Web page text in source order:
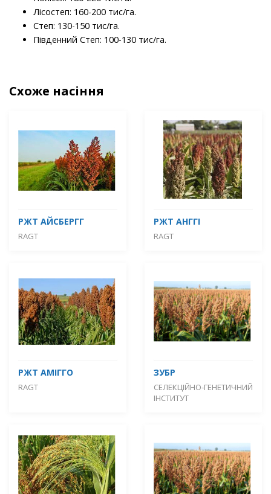
Лісостеп: 160-200 тис/га.
Степ: 130-150 тис/га.
Південний Степ: 100-130 тис/га.
Схоже насіння
РЖТ АЙСБЕРГГ
RAGT
РЖТ АНГГІ
RAGT
РЖТ АМІГГО
RAGT
ЗУБР
СЕЛЕКЦІЙНО-ГЕНЕТИЧНИЙ
ІНСТИТУТ